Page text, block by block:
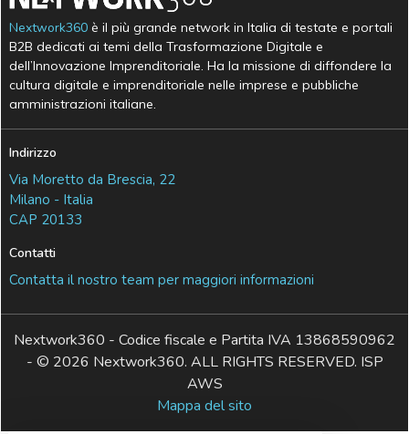
Nextwork360 è il più grande network in Italia di testate e portali
B2B dedicati ai temi della Trasformazione Digitale e
dell’Innovazione Imprenditoriale. Ha la missione di diffondere la
cultura digitale e imprenditoriale nelle imprese e pubbliche
amministrazioni italiane.
Indirizzo
Via Moretto da Brescia, 22
Milano - Italia
CAP 20133
Contatti
Contatta il nostro team per maggiori informazioni
Nextwork360 - Codice fiscale e Partita IVA 13868590962
- © 2026 Nextwork360. ALL RIGHTS RESERVED. ISP
AWS
Mappa del sito